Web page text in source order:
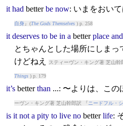
it had better be now: いまをおい
自身』(The Gods Themselves) p. 258
it deserves to be in a better place and
とちゃんとした場所にしま
けどねえ
スティーヴン・キング著 芝山幹
Things) p. 179
it’s better than ...: 〜よりは、こ
ーヴン・キング著 芝山幹郎訳 『 ニードフル・
is it not a pity to live no better life: